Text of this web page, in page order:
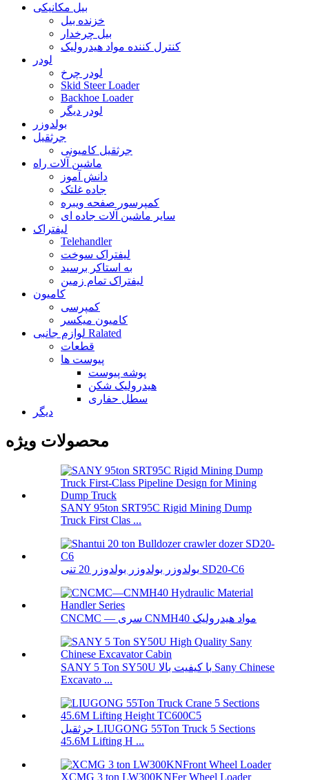
بیل مکانیکی
خزنده بیل
بیل چرخدار
کنترل کننده مواد هیدرولیک
لودر
لودر چرخ
Skid Steer Loader
Backhoe Loader
لودر دیگر
بولدوزر
جرثقیل
جرثقیل کامیونی
ماشین آلات راه
دانش آموز
جاده غلتک
کمپرسور صفحه ویبره
سایر ماشین آلات جاده ای
لیفتراک
Telehandler
لیفتراک سوخت
به استاکر برسید
لیفتراک تمام زمین
کامیون
کمپرسی
کامیون میکسر
لوازم جانبی Ralated
قطعات
پیوست ها
پوشه پیوست
هیدرولیک شکن
سطل حفاری
دیگر
محصولات ویژه
SANY 95ton SRT95C Rigid Mining Dump
Truck First Clas ...
بولدوزر بولدوزر بولدوزر 20 تنی SD20-C6
CNCMC — سری CNMH40 مواد هیدرولیک
SANY 5 Ton SY50U با کیفیت بالا Sany Chinese
Excavato ...
جرثقیل LIUGONG 55Ton Truck 5 Sections
45.6M Lifting H ...
XCMG 3 ton LW300KNFer Wheel Loader